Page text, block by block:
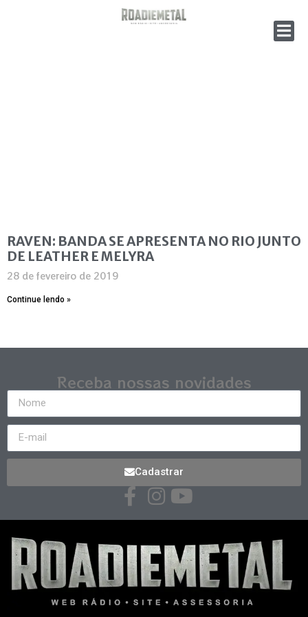
RAVEN: BANDA SE APRESENTA NO RIO JUNTO
DE LEATHER E MELYRA
28 de fevereiro de 2019
Continue lendo »
Receba nossas novidades
Cadastrar